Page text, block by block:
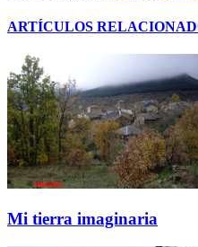
ARTÍCULOS
Mi tierra imaginaria